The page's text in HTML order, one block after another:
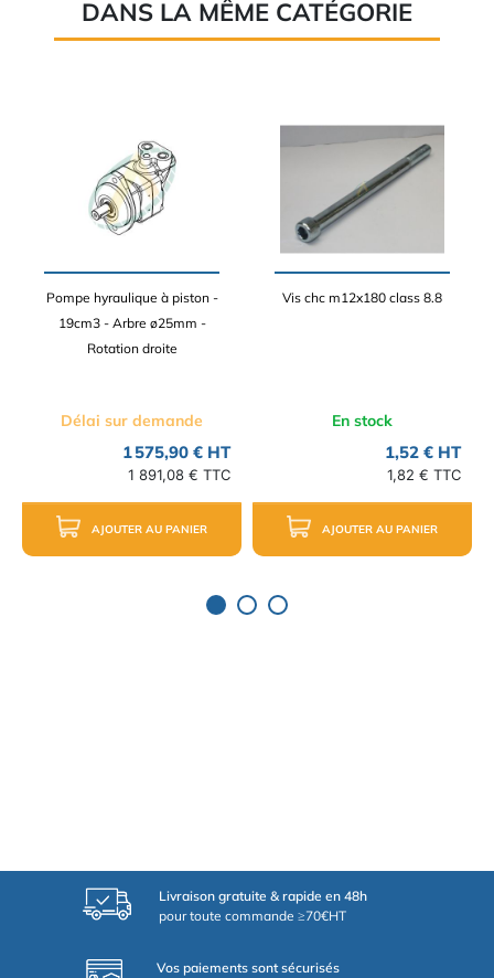
DANS LA MÊME CATÉGORIE
Pompe hyraulique à piston -
19cm3 - Arbre ø25mm -
Rotation droite
Délai sur demande
1 575,90 € HT
1 891,08 € TTC
AJOUTER AU PANIER
Vis chc m12x180 class 8.8
En stock
1,52 € HT
1,82 € TTC
AJOUTER AU PANIER
Livraison gratuite & rapide en 48h
pour toute commande ≥70€HT
Vos paiements sont sécurisés